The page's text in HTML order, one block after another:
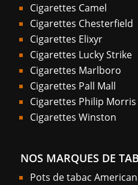
Cigarettes Camel
Cigarettes Chesterfield
Cigarettes Elixyr
Cigarettes Lucky Strike
Cigarettes Marlboro
Cigarettes Pall Mall
Cigarettes Philip Morris
Cigarettes Winston
NOS MARQUES DE
Pots de tabac